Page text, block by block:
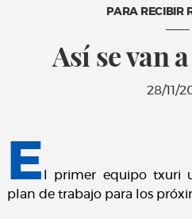
PARA RECIBIR
Así se van
28/11/
E
l primer equipo txuri
plan de trabajo para los